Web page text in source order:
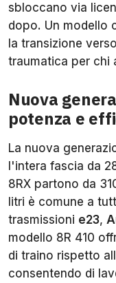
sbloccano via
dopo. Un modello
la transizione
traumatica per chi
Nuova
potenza e
La nuova
l'intera fascia da
8RX partono da
litri è comune a
trasmissioni e23,
modello 8R 410
di traino rispetto
consentendo di